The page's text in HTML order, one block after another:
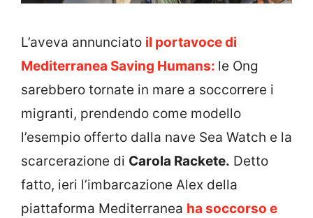
L’aveva annunciato il portavoce di
Mediterranea Saving Humans: le Ong
sarebbero tornate in mare a soccorrere i
migranti, prendendo come modello
l’esempio offerto dalla nave Sea Watch e la
scarcerazione di Carola Rackete. Detto
fatto, ieri l’imbarcazione Alex della
piattaforma Mediterranea ha soccorso e